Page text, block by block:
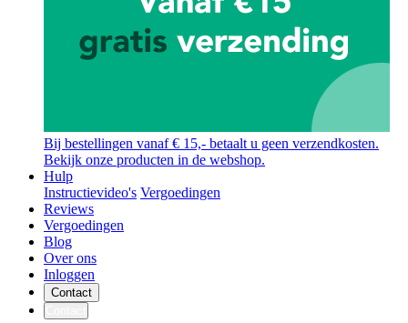
Bij bestellingen vanaf € 15,- betaalt u geen verzendkosten.
Bekijk onze producten in de webshop.
Hulp
Instructievideo's Vergoedingen
Reviews
Vergoedingen
Blog
Over ons
Inloggen
Contact